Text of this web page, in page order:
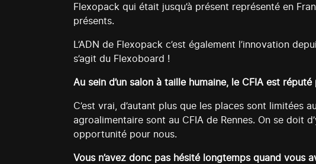
Flexopack qui était jusqu’à présent représenté en
présents.
L’ADN de Flexopack c’est également l’innovation
s’agit du Flexoboard !
Au sein d’un salon à taille humaine, le CFIA est
C’est vrai, d’autant plus que les places sont limitées
agroalimentaire sont au CFIA de Rennes. On se doit
opportunité pour nous.
Vous n’avez donc pas hésité longtemps quand vous